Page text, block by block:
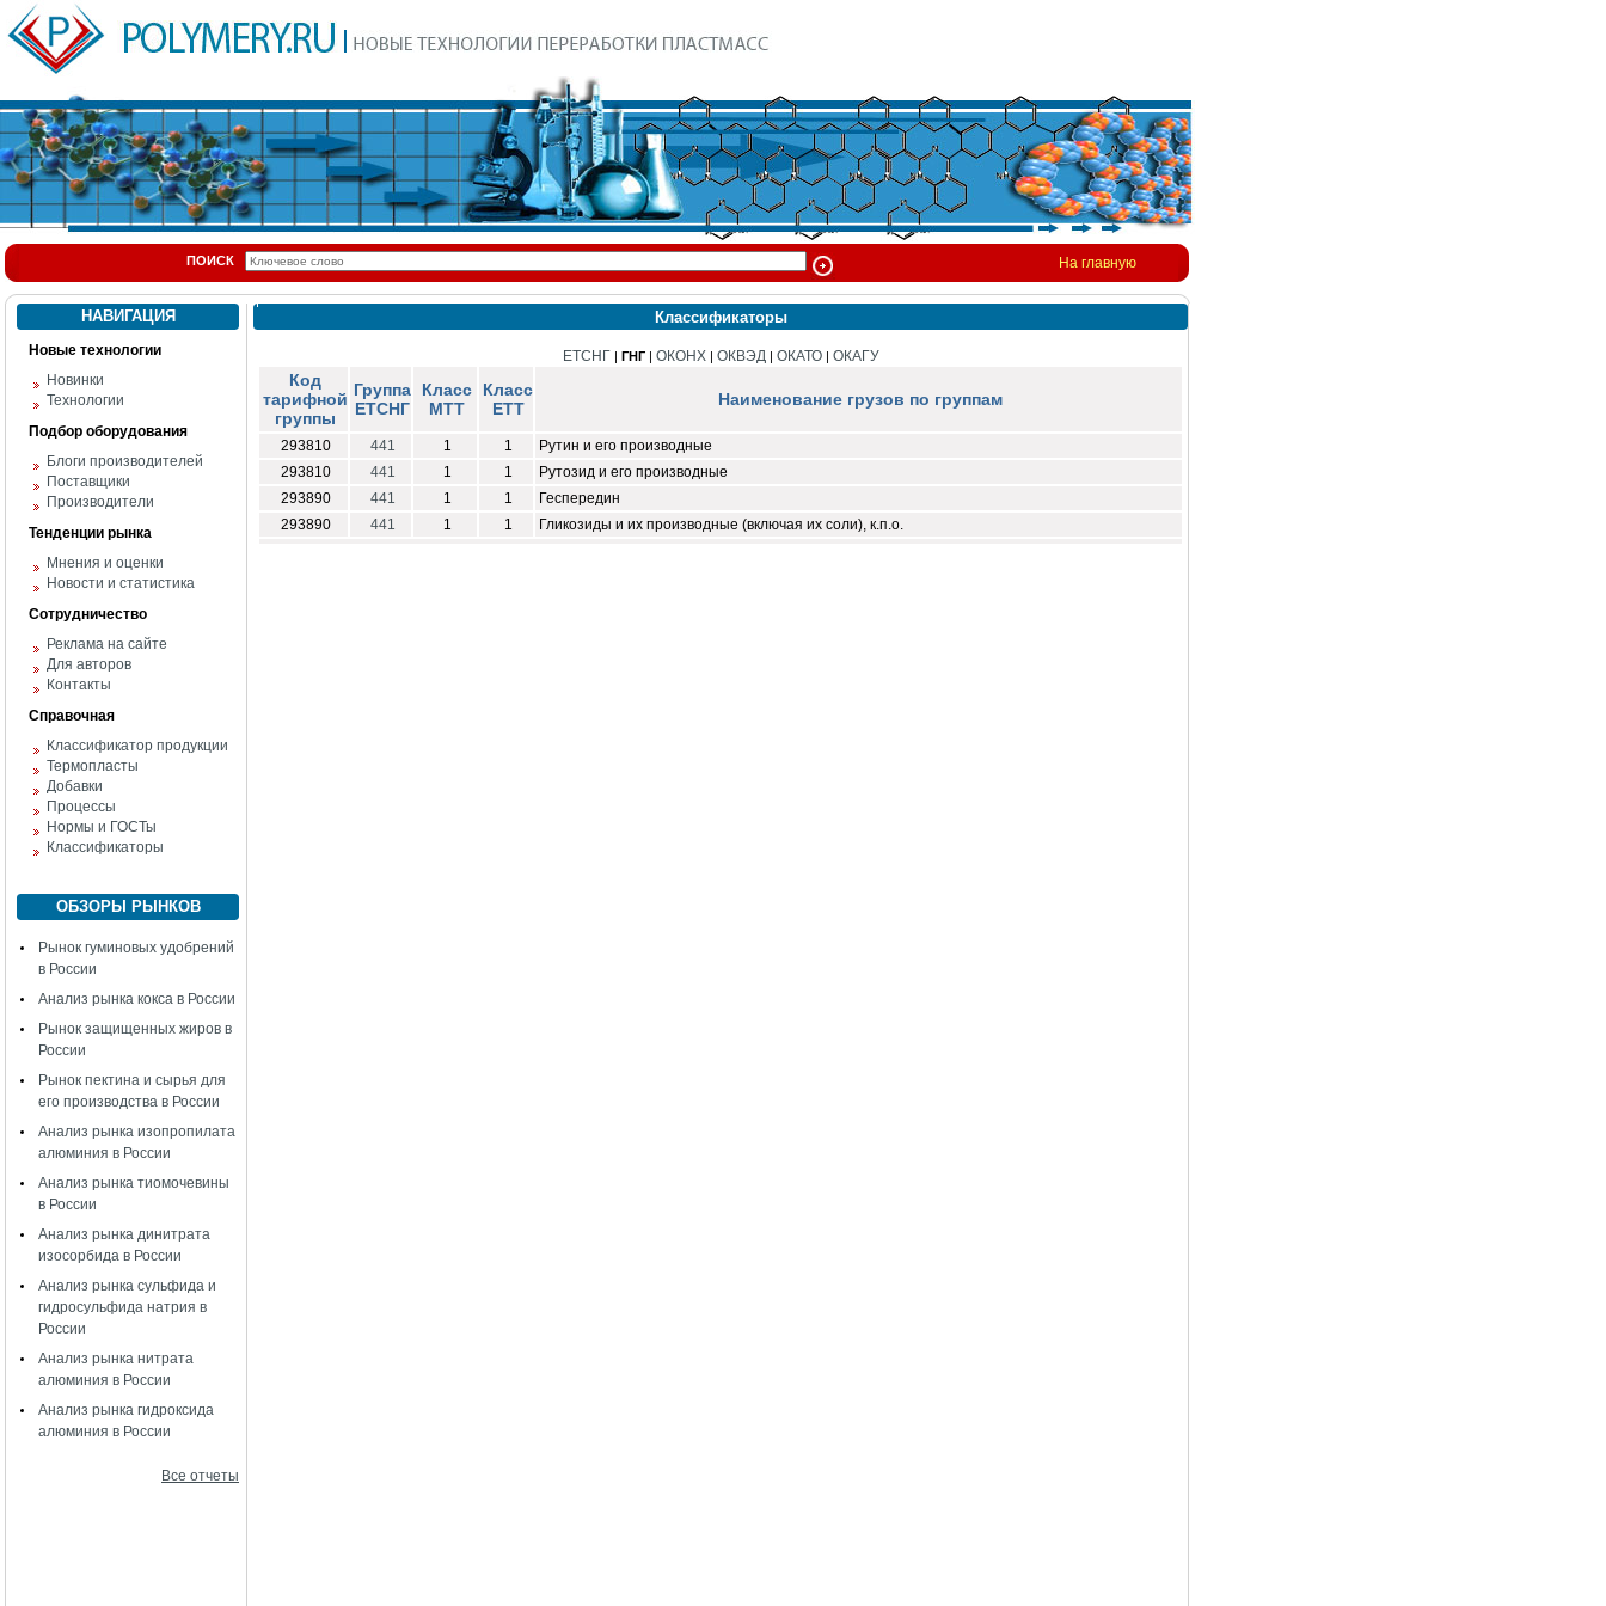
ПОИСК На главную
НАВИГАЦИЯ
Новые технологии
Новинки
Технологии
Подбор оборудования
Блоги производителей
Поставщики
Производители
Тенденции рынка
Мнения и оценки
Новости и статистика
Сотрудничество
Реклама на сайте
Для авторов
Контакты
Справочная
Классификатор продукции
Термопласты
Добавки
Процессы
Нормы и ГОСТы
Классификаторы
ОБЗОРЫ РЫНКОВ
Рынок гуминовых удобрений
в России
Анализ рынка кокса в России
Рынок защищенных жиров в
России
Рынок пектина и сырья для
его производства в России
Анализ рынка изопропилата
алюминия в России
Анализ рынка тиомочевины
в России
Анализ рынка динитрата
изосорбида в России
Анализ рынка сульфида и
гидросульфида натрия в
России
Анализ рынка нитрата
алюминия в России
Анализ рынка гидроксида
алюминия в России
Все отчеты
Классификаторы
ЕТСНГ| ГНГ| ОКОНХ| ОКВЭД | ОКАТО| ОКАГУ
Код
тарифной
группы
Группа
ЕТСНГ
Класс
МТТ
Класс
ЕТТ
Наименование грузов по группам
293810 441 1 1
Рутин и его производные
293810
441 1 1
Рутозид и его производные
293890
441 1 1
Геспередин
293890
441 1 1 Гликозиды и их производные (включая их соли), к.п.о.